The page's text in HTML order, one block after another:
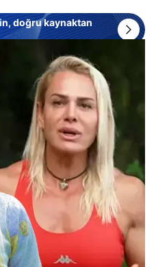
doğru kaynaktan